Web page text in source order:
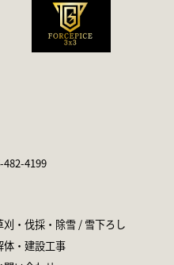
482-4199
刈・伐採・除雪 / 雪下ろし
体・建設工事